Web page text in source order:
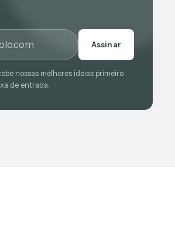
Assinar
nossas melhores ideias primeiro.
de entrada.